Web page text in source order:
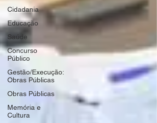
Cidadania
Educação
Saúde
Concurso
Público
Gestão/Execução:
Obras Públicas
Obras Públicas
Memória e
Cultura